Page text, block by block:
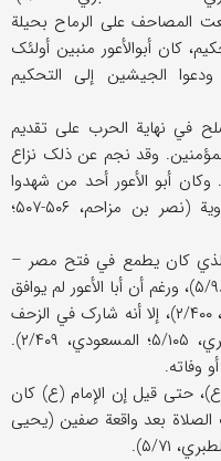
المصاحف علی الرماح بحیلة
کان أبوالأعور منبین أولئک
الجیشین إلی التحکیم
في نهایة الحرب علی تقدیم
وقد نجم عن ذلک نزاع
الإمام علي (ع) (الیعقوبي، ۲/۱۸۹). وکان أبو الأعور أحد من شهدوا
بما في تلک المعاهدة من جیش معاویة (نصر بن مزاحم، ۵۰۶-۵۰۷؛
الذي کان یطمع في فتح مصر –
قادته للتشاور معهم في هذا الأمر (م.ن، ۵/۹۸)، ورغم أن أبا الأعور لم یوافق
علی ذلک الاقتراح کأغلب القادة (البلاذري، ۲/۴۰۰)، إلا أنه شارک في الزحف
علی مصر بقیادة عمرو بن العاص (الطبري، ۵/۱۰۵؛ المسعودي، ۲/۴۰۹).
وفاته.
حتی قیل إن الإمام (ع) کان
بعد واقعة صفین (یحیی